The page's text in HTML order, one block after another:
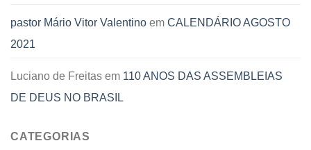
pastor Mário Vitor Valentino em CALENDÁRIO AGOSTO
2021
Luciano de Freitas em 110 ANOS DAS ASSEMBLEIAS
DE DEUS NO BRASIL
CATEGORIAS